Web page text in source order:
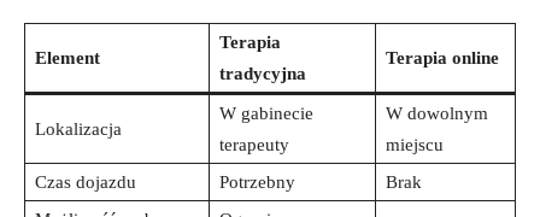
Element
Terapia‌
tradycyjna
Terapia ​online
Lokalizacja
W⁢ gabinecie
terapeuty
W‍ dowolnym
miejscu
Czas dojazdu
Potrzebny
Brak